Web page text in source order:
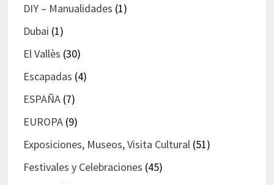
DIY – Manualidades (1)
Dubai (1)
El Vallès (30)
Escapadas (4)
ESPAÑA(7)
EUROPA(9)
Exposiciones, Museos, Visita Cultural(51)
Festivales y Celebraciones (45)